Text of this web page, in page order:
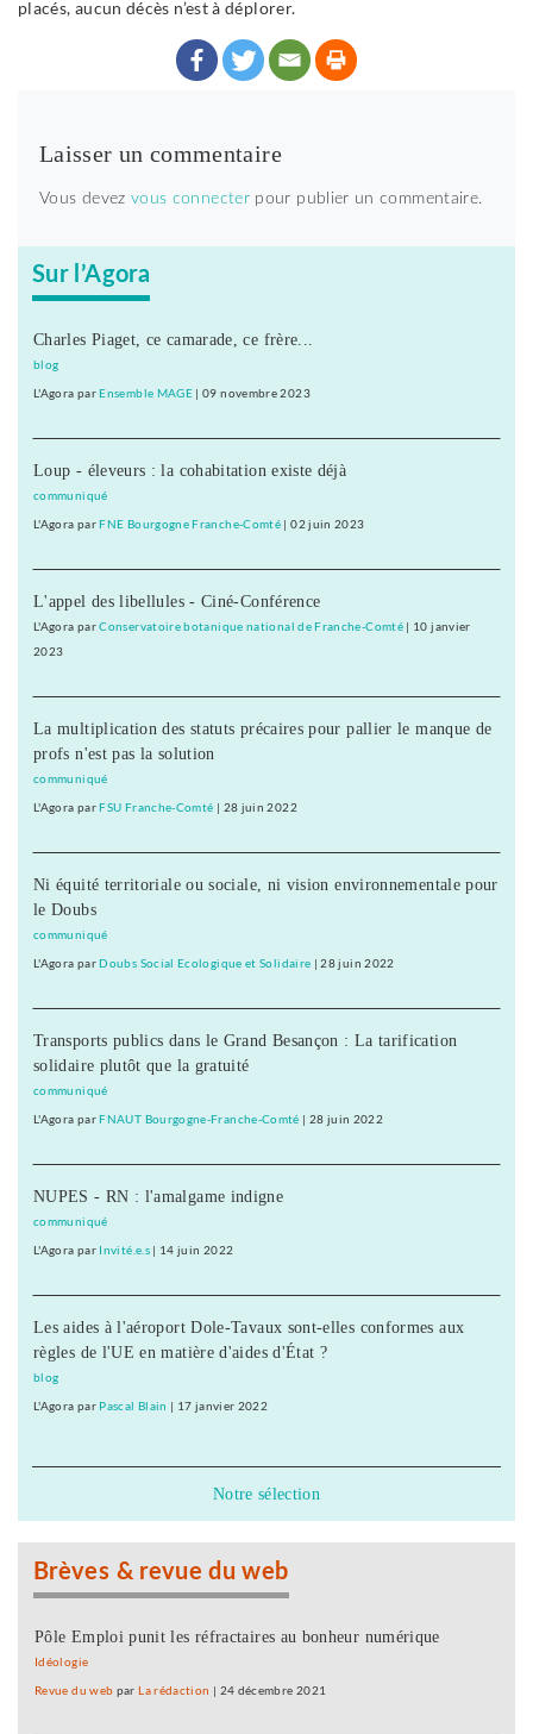
placés, aucun décès n’est à déplorer.
Laisser un commentaire
Vous devez vous connecter pour publier un commentaire.
Sur l’Agora
Charles Piaget, ce camarade, ce frère...
blog
L'Agora parEnsemble MAGE |09 novembre 2023
Loup - éleveurs : la cohabitation existe déjà
communiqué
L'Agora parFNE Bourgogne Franche-Comté |02 juin 2023
L'appel des libellules - Ciné-Conférence
L'Agora parConservatoire botanique national de Franche-Comté| 10 janvier
2023
La multiplication des statuts précaires pour pallier le manque de
profs n'est pas la solution
communiqué
L'Agora parFSU Franche-Comté | 28 juin 2022
Ni équité territoriale ou sociale, ni vision environnementale pour
le Doubs
communiqué
L'Agora parDoubs Social Ecologique et Solidaire |28 juin 2022
Transports publics dans le Grand Besançon : La tarification
solidaire plutôt que la gratuité
communiqué
L'Agora parFNAUT Bourgogne-Franche-Comté | 28 juin 2022
NUPES - RN : l'amalgame indigne
communiqué
L'Agora par Invité.e.s| 14 juin 2022
Les aides à l'aéroport Dole-Tavaux sont-elles conformes aux
règles de l'UE en matière d'aides d'État ?
blog
L'Agora par Pascal Blain | 17 janvier 2022
Notre sélection
Brèves & revue du web
Pôle Emploi punit les réfractaires au bonheur numérique
Idéologie
Revue du web parLa rédaction | 24 décembre 2021